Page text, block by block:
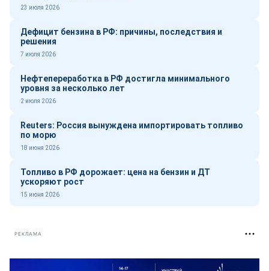
23 июля 2026
Дефицит бензина в РФ: причины, последствия и
решения
7 июля 2026
Нефтепереработка в РФ достигла минимального
уровня за несколько лет
2 июля 2026
Reuters: Россия вынуждена импортировать топливо
по морю
18 июня 2026
Топливо в РФ дорожает: цена на бензин и ДТ
ускоряют рост
15 июня 2026
РЕКЛАМА